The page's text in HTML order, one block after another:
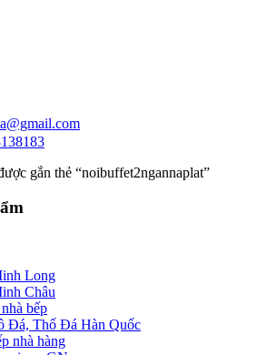
gắn thẻ “noibuffet2ngannaplat”
Long
Châu
bếp
Đá, Thố Đá Hàn Quốc
nhà hàng